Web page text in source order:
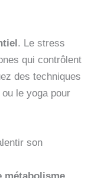
. Le stress
qui contrôlent
des techniques
le yoga pour
son